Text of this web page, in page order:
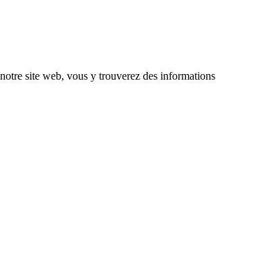
site web, vous y trouverez des informations